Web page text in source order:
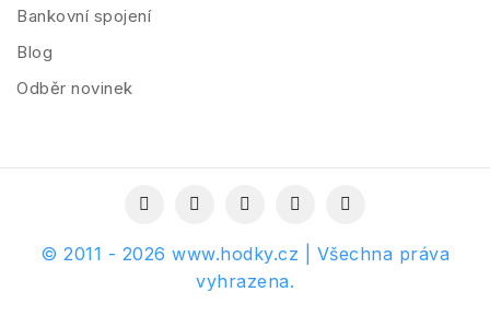
Bankovní spojení
Blog
Odběr novinek
© 2011 - 2026 www.hodky.cz | Všechna práva
vyhrazena.